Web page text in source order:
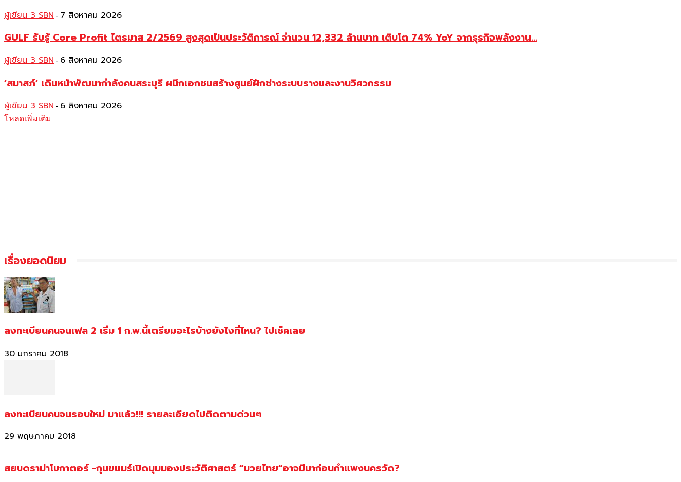
ผู้เขียน 3 SBN - 7 สิงหาคม 2026
GULF รับรู้ Core Profit ไตรมาส 2/2569 สูงสุดเป็นประวัติการณ์ จำนวน 12,332 ล้านบาท เติบโต 74% YoY จากธุรกิจพลังงาน...
ผู้เขียน 3 SBN - 6 สิงหาคม 2026
‘สมาสภ์’ เดินหน้าพัฒนากำลังคนสระบุรี ผนึกเอกชนสร้างศูนย์ฝึกช่างระบบรางและงานวิศวกรรม
ผู้เขียน 3 SBN - 6 สิงหาคม 2026
โหลดเพิ่มเติม
เรื่องยอดนิยม
ลงทะเบียนคนจนเฟส 2 เริ่ม 1 ก.พ.นี้เตรียมอะไรบ้างยังไงที่ไหน? ไปเช็คเลย
30 มกราคม 2018
ลงทะเบียนคนจนรอบใหม่ มาแล้ว!!! รายละเอียดไปติดตามด่วนๆ
29 พฤษภาคม 2018
สยบดราม่าโบกาตอร์ -กุนขแมร์เปิดมุมมองประวัติศาสตร์ “มวยไทย”อาจมีมาก่อนกำแพงนครวัด?